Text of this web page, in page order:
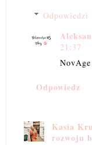
Odpowiedzi
21:37
Odpowiedz
Kasia
rozwoju